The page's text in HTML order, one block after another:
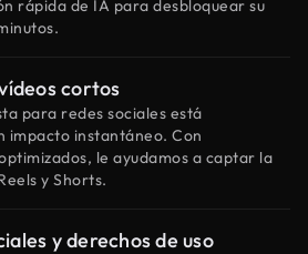
rápida de IA para desbloquear su
cortos
para redes sociales está
impacto instantáneo. Con
le ayudamos a captar la
y Shorts.
y derechos de uso